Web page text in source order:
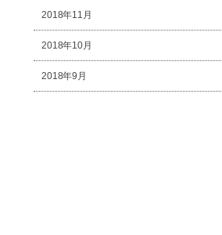
2018年11月
2018年10月
2018年9月